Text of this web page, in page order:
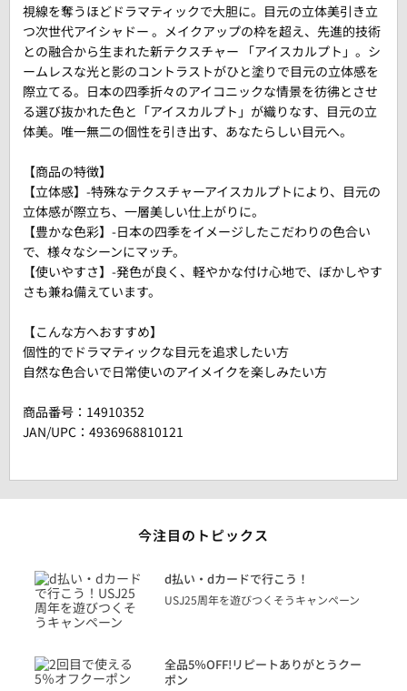
視線を奪うほどドラマティックで大胆に。目元の立体美引き立
つ次世代アイシャドー 。メイクアップの枠を超え、先進的技術
との融合から生まれた新テクスチャー 「アイスカルプト」。シ
ームレスな光と影のコントラストがひと塗りで目元の立体感を
際立てる。日本の四季折々のアイコニックな情景を彷彿とさせ
る選び抜かれた色と「アイスカルプト」が織りなす、目元の立
体美。唯一無二の個性を引き出す、あなたらしい目元へ。
【商品の特徴】
【立体感】-特殊なテクスチャーアイスカルプトにより、目元の
立体感が際立ち、一層美しい仕上がりに。
【豊かな色彩】-日本の四季をイメージしたこだわりの色合い
で、様々なシーンにマッチ。
【使いやすさ】-発色が良く、軽やかな付け心地で、ぼかしやす
さも兼ね備えています。
【こんな方へおすすめ】
個性的でドラマティックな目元を追求したい方
自然な色合いで日常使いのアイメイクを楽しみたい方
商品番号： 14910352
JAN/UPC：4936968810121
今注目のトピックス
d払い・dカードで行こう！
USJ25周年を遊びつくそうキャンペーン
全品5％OFF!リピートありがとうクー
ポン